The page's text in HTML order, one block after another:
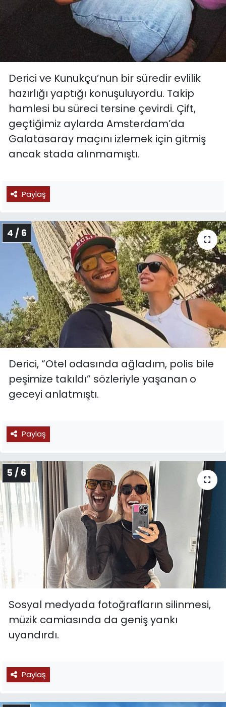
Derici ve Kunukçu’nun bir süredir evlilik
hazırlığı yaptığı konuşuluyordu. Takip
hamlesi bu süreci tersine çevirdi. Çift,
geçtiğimiz aylarda Amsterdam’da
Galatasaray maçını izlemek için gitmiş
ancak stada alınmamıştı.
Paylaş
4 / 6
Derici, “Otel odasında ağladım, polis bile
peşimize takıldı” sözleriyle yaşanan o
geceyi anlatmıştı.
Paylaş
5 / 6
Sosyal medyada fotoğrafların silinmesi,
müzik camiasında da geniş yankı
uyandırdı.
Paylaş